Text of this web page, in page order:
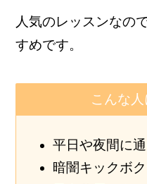
人気のレッスンなの
すめです。
こんな人
平日や夜間に
暗闇キックボ